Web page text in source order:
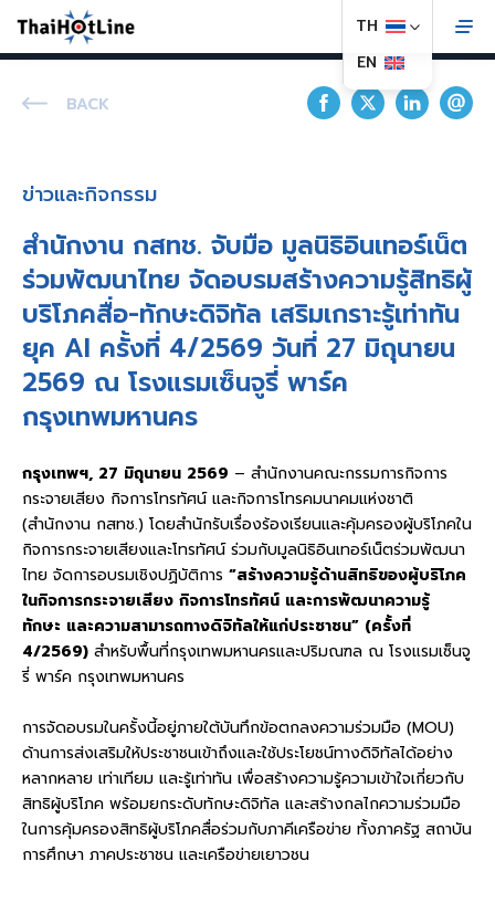
BACK
ข่าวและกิจกรรม
สำนักงาน กสทช. จับมือ มูลนิธิอินเทอร์เน็ต
ร่วมพัฒนาไทย จัดอบรมสร้างความรู้สิทธิผู้
บริโภคสื่อ-ทักษะดิจิทัล เสริมเกราะรู้เท่าทัน
ยุค AI ครั้งที่ 4/2569 วันที่ 27 มิถุนายน
2569 ณ โรงแรมเซ็นจูรี่ พาร์ค
กรุงเทพมหานคร
กรุงเทพฯ, 27 มิถุนายน 2569 – สำนักงานคณะกรรมการกิจการ
กระจายเสียง กิจการโทรทัศน์ และกิจการโทรคมนาคมแห่งชาติ
(สำนักงาน กสทช.) โดยสำนักรับเรื่องร้องเรียนและคุ้มครองผู้บริโภคใน
กิจการกระจายเสียงและโทรทัศน์ ร่วมกับมูลนิธิอินเทอร์เน็ตร่วมพัฒนา
ไทย จัดการอบรมเชิงปฏิบัติการ “สร้างความรู้ด้านสิทธิของผู้บริโภค
ในกิจการกระจายเสียง กิจการโทรทัศน์ และการพัฒนาความรู้
ทักษะ และความสามารถทางดิจิทัลให้แก่ประชาชน” (ครั้งที่
4/2569) สำหรับพื้นที่กรุงเทพมหานครและปริมณฑล ณ โรงแรมเซ็นจู
รี่ พาร์ค กรุงเทพมหานคร
การจัดอบรมในครั้งนี้อยู่ภายใต้บันทึกข้อตกลงความร่วมมือ (MOU)
ด้านการส่งเสริมให้ประชาชนเข้าถึงและใช้ประโยชน์ทางดิจิทัลได้อย่าง
หลากหลาย เท่าเทียม และรู้เท่าทัน เพื่อสร้างความรู้ความเข้าใจเกี่ยวกับ
สิทธิผู้บริโภค พร้อมยกระดับทักษะดิจิทัล และสร้างกลไกความร่วมมือ
ในการคุ้มครองสิทธิผู้บริโภคสื่อร่วมกับภาคีเครือข่าย ทั้งภาครัฐ สถาบัน
การศึกษา ภาคประชาชน และเครือข่ายเยาวชน